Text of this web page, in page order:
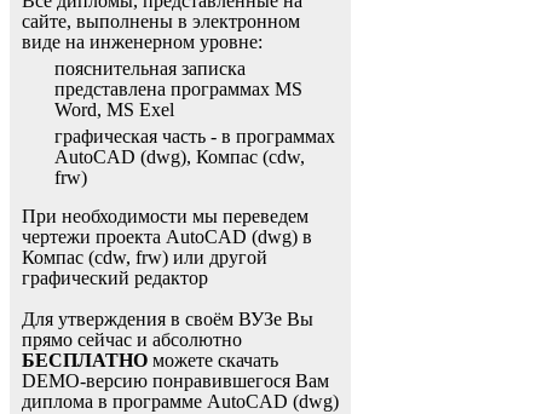
сайте, выполнены в электронном
виде на инженерном уровне:
пояснительная записка
представлена программах MS
Word, MS Exel
графическая часть - в программах
AutoCAD (dwg), Компас (cdw,
frw)
При необходимости мы переведем
чертежи проекта AutoCAD (dwg) в
Компас (cdw, frw) или другой
графический редактор
Для утверждения в своём ВУЗе Вы
прямо сейчас и абсолютно
БЕСПЛАТНО можете скачать
DEMO-версию понравившегося Вам
диплома в программе AutoCAD (dwg)